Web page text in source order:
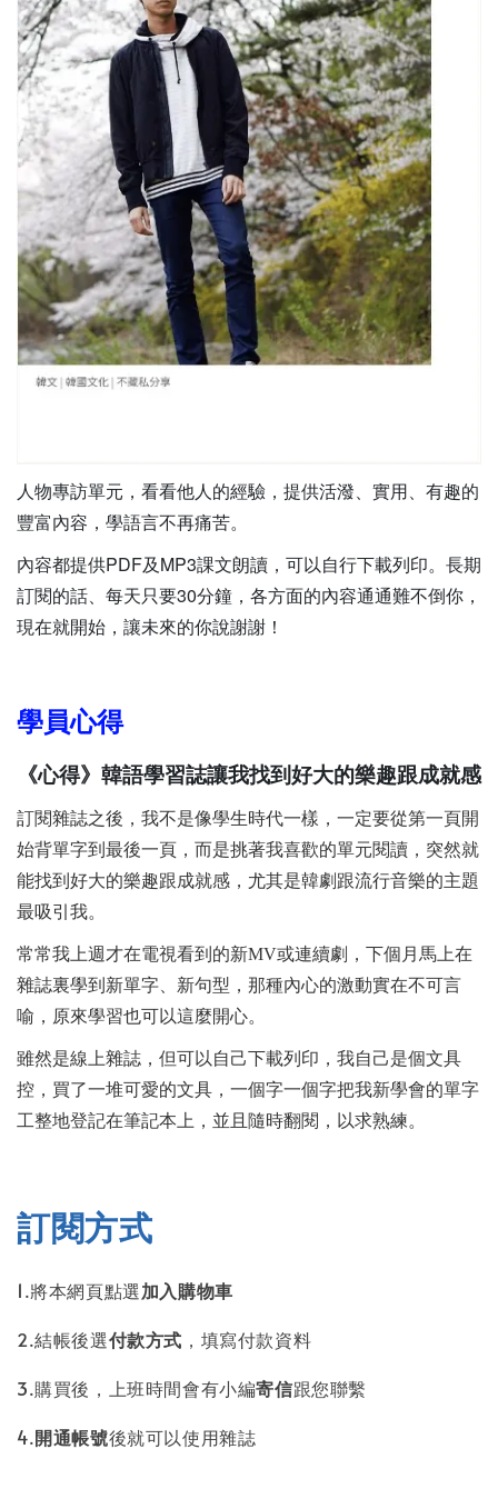
人物專訪單元，看看他人的經驗，提供活潑、實用、有趣的
豐富內容，學語言不再痛苦。
內容都提供PDF及MP3課文朗讀，可以自行下載列印。長期
訂閱的話、每天只要30分鐘，各方面的內容通通難不倒你，
現在就開始，讓未來的你說謝謝！
學員心得
《心得》韓語學習誌讓我找到好大的樂趣跟成就感
訂閱雜誌之後，我不是像學生時代一樣，一定要從第一頁開
始背單字到最後一頁，而是挑著我喜歡的單元閱讀，突然就
能找到好大的樂趣跟成就感，尤其是韓劇跟流行音樂的主題
最吸引我。
常常我上週才在電視看到的新MV或連續劇，下個月馬上在
雜誌裏學到新單字、新句型，那種內心的激動實在不可言
喻，原來學習也可以這麼開心。
雖然是線上雜誌，但可以自己下載列印，我自己是個文具
控，買了一堆可愛的文具，一個字一個字把我新學會的單字
工整地登記在筆記本上，並且隨時翻閱，以求熟練。
訂閱方式
1.將本網頁點選加入購物車
2.結帳後選付款方式 ，填寫付款資料
3.購買後，上班時間會有小編寄信跟您聯繫
4.開通帳號後就可以使用雜誌